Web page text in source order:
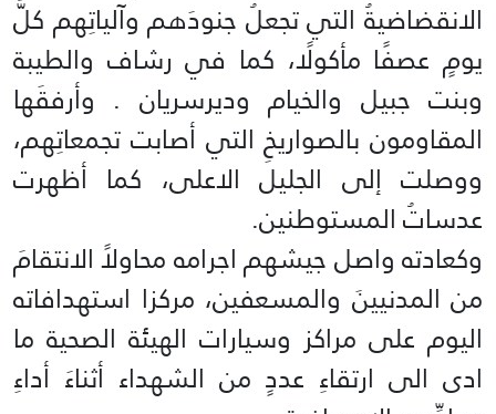
الانقضاضيةُ التي تجعلُ جنودَهم وآلياتِهم كلَّ
يومٍ عصفًا مأكولًا، كما في رشاف والطيبة
وبنت جبيل والخيام وديرسريان . وأرفقَها
المقاومون بالصواريخِ التي أصابت تجمعاتِهم،
ووصلت إلى الجليل الاعلى، كما أظهرت
عدساتُ المستوطنين.
وكعادته واصل جيشهم اجرامه محاولاً الانتقامَ
من المدنيينَ والمسعفين، مركزا استهدافاته
اليوم على مراكز وسيارات الهيئة الصحية ما
ادى الى ارتقاءِ عددٍ من الشهداء أثناءَ أداءِ